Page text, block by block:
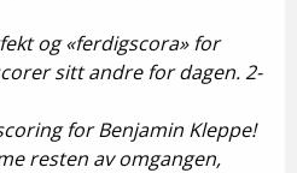
og «ferdigscora» for
sitt andre for dagen. 2-
for Benjamin Kleppe!
resten av omgangen,